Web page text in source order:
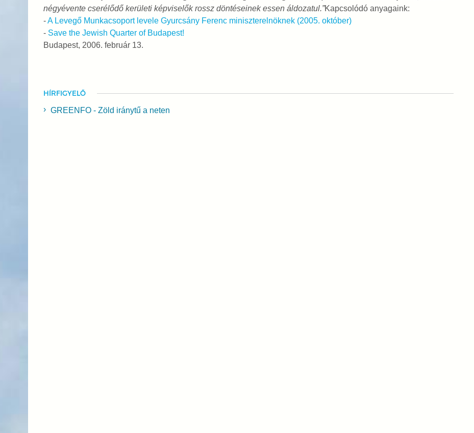
négyévente cserélődő kerületi képviselők rossz döntéseinek essen áldozatul.”Kapcsolódó anyagaink:
-A Levegő Munkacsoport levele Gyurcsány Ferenc miniszterelnöknek (2005. október)
- Save the Jewish Quarter of Budapest!
Budapest, 2006. február 13.
HÍRFIGYELŐ
GREENFO - Zöld iránytű a neten